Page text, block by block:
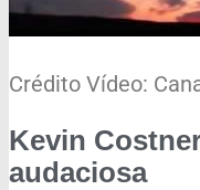
Crédito Vídeo:
Kevin
audaciosa